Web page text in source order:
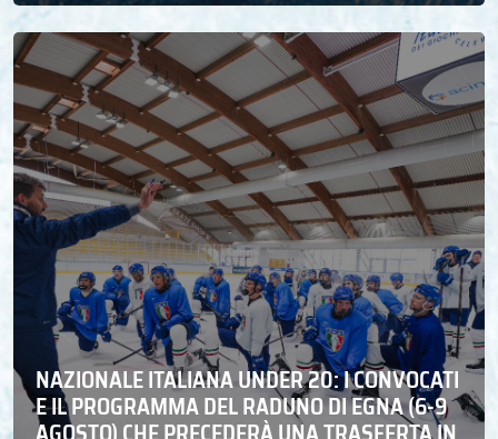
NAZIONALE ITALIANA UNDER 20: I CONVOCATI
E IL PROGRAMMA DEL RADUNO DI EGNA (6-9